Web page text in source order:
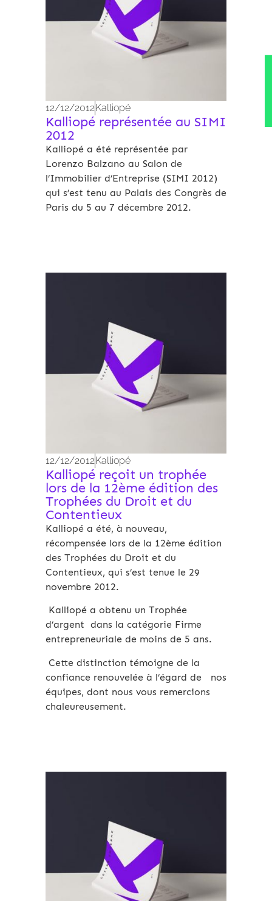
12/12/2012Kalliopé
Kalliopé représentée au SIMI
2012
Kalliopé a été représentée par
Lorenzo Balzano au Salon de
l’Immobilier d’Entreprise (SIMI 2012)
qui s’est tenu au Palais des Congrès de
Paris du 5 au 7 décembre 2012.
12/12/2012Kalliopé
Kalliopé reçoit un trophée
lors de la 12ème édition des
Trophées du Droit et du
Contentieux
Kalliopé a été, à nouveau,
récompensée lors de la 12ème édition
des Trophées du Droit et du
Contentieux, qui s’est tenue le 29
novembre 2012.
Kalliopé a obtenu un Trophée
d’argent dans la catégorie Firme
entrepreneuriale de moins de 5 ans.
Cette distinction témoigne de la
confiance renouvelée à l’égard de nos
équipes, dont nous vous remercions
chaleureusement.